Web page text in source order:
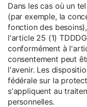
Dans les cas où un
(par exemple, la
fonction des
l'article 25 (1)
conformément à
consentement peut
l'avenir. Les
fédérale sur la
s'appliquent au
personnelles.